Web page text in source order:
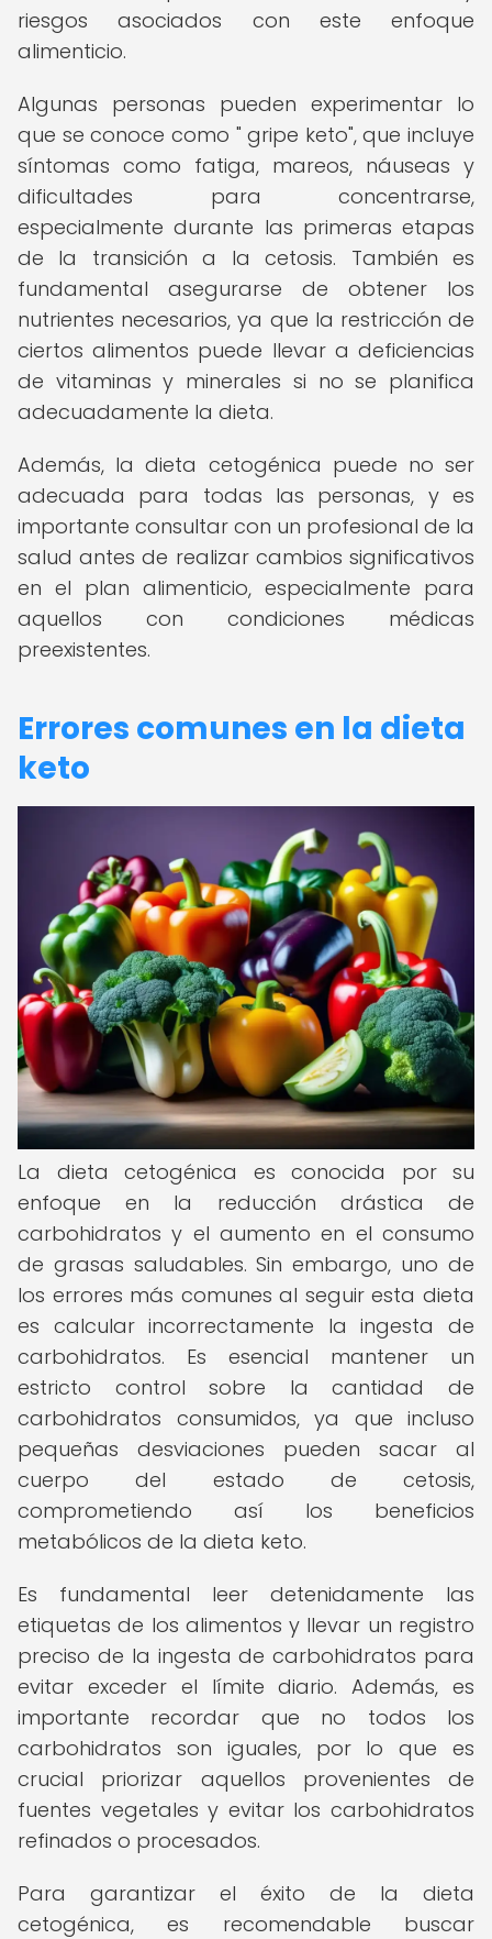
riesgos asociados con este enfoque
alimenticio.
Algunas personas pueden experimentar lo
que se conoce como " gripe keto", que incluye
síntomas como fatiga, mareos, náuseas y
dificultades para concentrarse,
especialmente durante las primeras etapas
de la transición a la cetosis. También es
fundamental asegurarse de obtener los
nutrientes necesarios, ya que la restricción de
ciertos alimentos puede llevar a deficiencias
de vitaminas y minerales si no se planifica
adecuadamente la dieta.
Además, la dieta cetogénica puede no ser
adecuada para todas las personas, y es
importante consultar con un profesional de la
salud antes de realizar cambios significativos
en el plan alimenticio, especialmente para
aquellos con condiciones médicas
preexistentes.
Errores comunes en la dieta
keto
La dieta cetogénica es conocida por su
enfoque en la reducción drástica de
carbohidratos y el aumento en el consumo
de grasas saludables. Sin embargo, uno de
los errores más comunes al seguir esta dieta
es calcular incorrectamente la ingesta de
carbohidratos. Es esencial mantener un
estricto control sobre la cantidad de
carbohidratos consumidos, ya que incluso
pequeñas desviaciones pueden sacar al
cuerpo del estado de cetosis,
comprometiendo así los beneficios
metabólicos de la dieta keto.
Es fundamental leer detenidamente las
etiquetas de los alimentos y llevar un registro
preciso de la ingesta de carbohidratos para
evitar exceder el límite diario. Además, es
importante recordar que no todos los
carbohidratos son iguales, por lo que es
crucial priorizar aquellos provenientes de
fuentes vegetales y evitar los carbohidratos
refinados o procesados.
Para garantizar el éxito de la dieta
cetogénica, es recomendable buscar